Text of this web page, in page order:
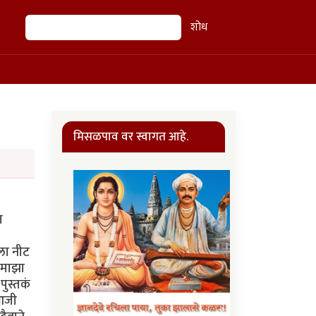
शोध शोध
मिसळपाव वर स्वागत आहे.